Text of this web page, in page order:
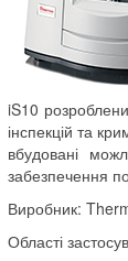
iS10
інспекцій та
вбудовані
забезпечення
Виробник:
Області